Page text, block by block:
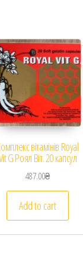
вітамінів Royal
G Роял Віт. 20 капсул
487.00₴
Add to cart